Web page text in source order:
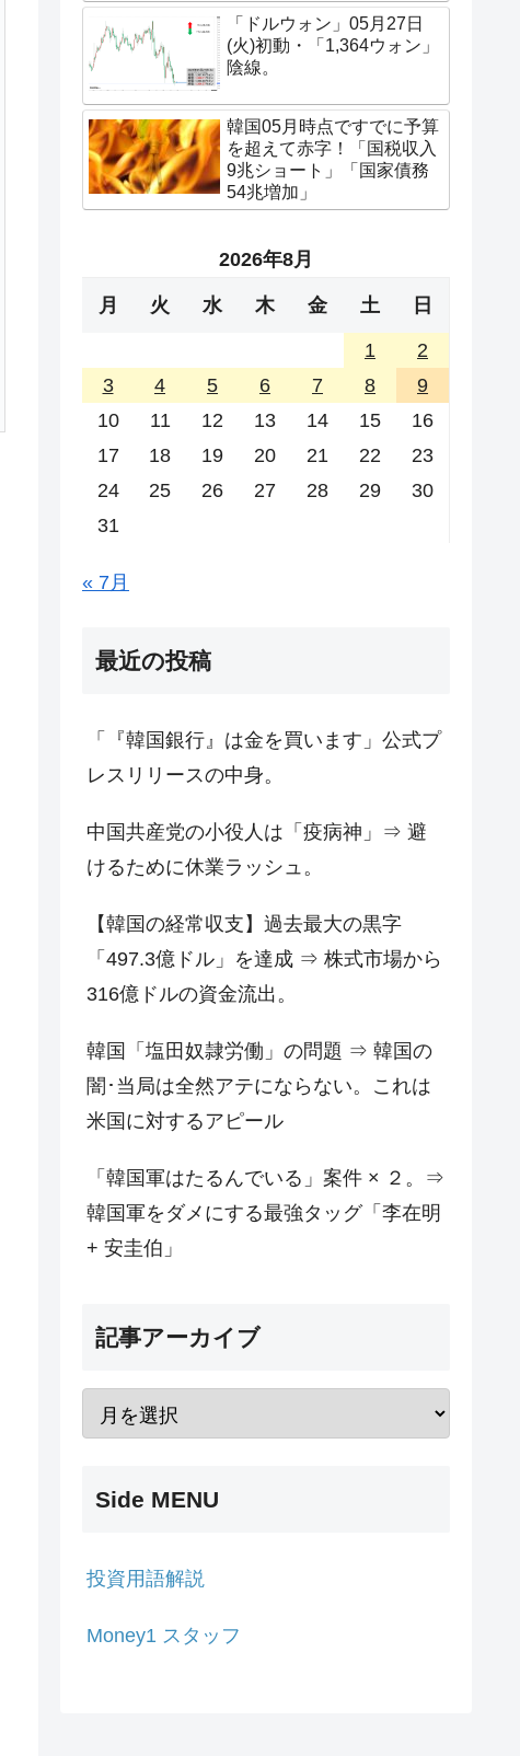
「ドルウォン」05月27日
(火)初動・「1,364ウォン」
陰線。
韓国05月時点ですでに予算
を超えて赤字！「国税収入
9兆ショート」「国家債務
54兆増加」
2026年8月
月 火 水 木 金 土 日
1
2
3
4 5 6 7 8
9
10
11 12 13 14 15
16
17
18 19 20 21 22
23
24
25 26 27 28 29
30
31
« 7月
最近の投稿
「『韓国銀行』は金を買います」公式プ
レスリリースの中身。
中国共産党の小役人は「疫病神」⇒ 避
けるために休業ラッシュ。
【韓国の経常収支】過去最大の黒字
「497.3億ドル」を達成 ⇒ 株式市場から
316億ドルの資金流出。
韓国「塩田奴隷労働」の問題 ⇒ 韓国の
闇･当局は全然アテにならない。これは
米国に対するアピール
「韓国軍はたるんでいる」案件 × ２。⇒
韓国軍をダメにする最強タッグ「李在明
+ 安圭伯」
記事アーカイブ
Side MENU
投資用語解説
Money1 スタッフ